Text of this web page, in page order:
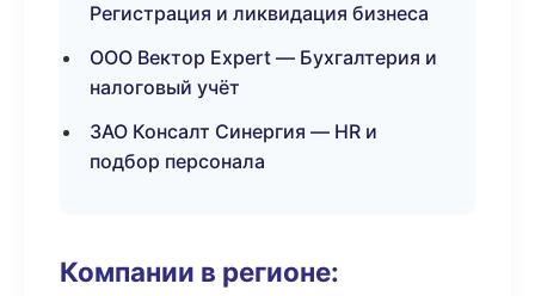
Регистрация и ликвидация бизнеса
ООО Вектор Expert — Бухгалтерия и
налоговый учёт
ЗАО Консалт Синергия — HR и
подбор персонала
Компании в регионе: